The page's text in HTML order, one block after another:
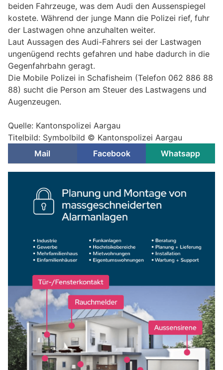
beiden Fahrzeuge, was dem Audi den Aussenspiegel
kostete. Während der junge Mann die Polizei rief, fuhr
der Lastwagen ohne anzuhalten weiter.
Laut Aussagen des Audi-Fahrers sei der Lastwagen
ungenügend rechts gefahren und habe dadurch in die
Gegenfahrbahn geragt.
Die Mobile Polizei in Schafisheim (Telefon 062 886 88
88) sucht die Person am Steuer des Lastwagens und
Augenzeugen.
Quelle: Kantonspolizei Aargau
Titelbild: Symbolbild © Kantonspolizei Aargau
Mail
Facebook Whatsapp